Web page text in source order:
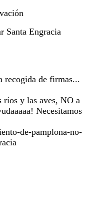
Santa Engracia
recogida de firmas...
ríos y las aves, NO a
Necesitamos
de-pamplona-no-